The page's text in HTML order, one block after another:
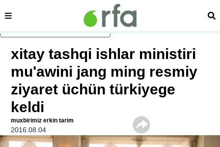
asasliq mezmungha atlang
sehipe
xitay tashqi ishlar ministiri
mu'awini jang ming resmiy
ziyaret üchün türkiyege
keldi
muxbirimiz erkin tarim
2016.08.04